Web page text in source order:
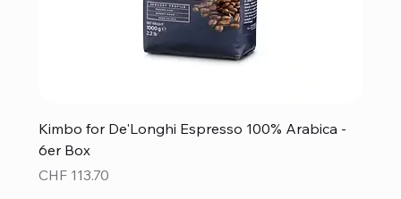
Kimbo for De'Longhi Espresso 100% Arabica -
6er Box
Preis
CHF 113.70